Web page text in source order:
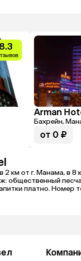
8.3
Arman
Бахрейн,
от 0 ₽
2 км от г. Манама, в
платно. Номер